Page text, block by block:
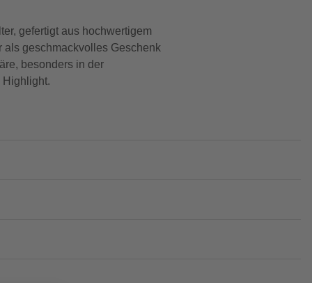
gefertigt aus hochwertigem
als geschmackvolles Geschenk
besonders in der
Highlight.